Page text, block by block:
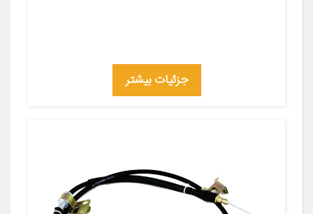
جزئیات بیشتر